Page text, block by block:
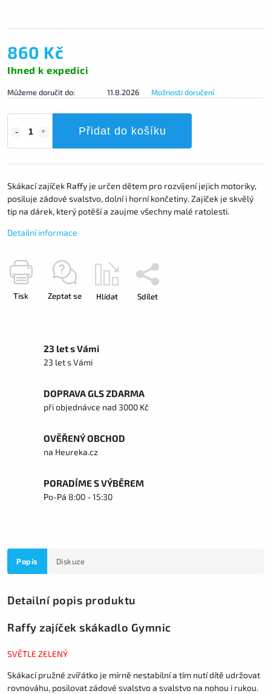
860 Kč
Ihned k expedici
Můžeme doručit do: 11.8.2026 Možnosti doručení
Přidat do košíku
Skákací zajíček Raffy je určen dětem pro rozvíjení jejich motoriky,
posiluje zádové svalstvo, dolní i horní končetiny. Zajíček je skvělý
tip na dárek, který potěší a zaujme všechny malé ratolesti.
Detailní informace
Tisk Zeptat se Hlídat Sdílet
23 let s Vámi
23 let s Vámi
DOPRAVA GLS ZDARMA
při objednávce nad 3000 Kč
OVĚŘENÝ OBCHOD
na Heureka.cz
PORADÍME S VÝBĚREM
Po-Pá 8:00 - 15:30
Popis Diskuze
Detailní popis produktu
Raffy zajíček skákadlo Gymnic
SVĚTLE ZELENÝ
Skákací pružné zvířátko je mírně nestabilní a tím nutí dítě udržovat
rovnováhu, posilovat zádové svalstvo a svalstvo na nohou i rukou.